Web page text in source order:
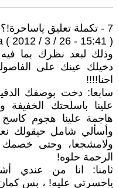
7 - تكملة تعليق ياساحرة!؟
( 2012 / 3 / 26 - 15:41 )
وذلك لبعد نظرك بما
دخيلك عينك على
احنا!!!!
سابعا: دخت بوصفك
علينا باسلحتك الخفيفة
هاجمة علينا هجوم
وأسألي شامل حيقولك
ولامشجعا، وحتى خصمك
الرحمة حلوه!
ثامنا: انا من عندي
ياحسرتي عليه! ، بس كمان